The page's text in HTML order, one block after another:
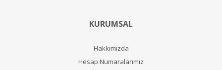
KURUMSAL
Hakkımızda
Hesap Numaralarımız